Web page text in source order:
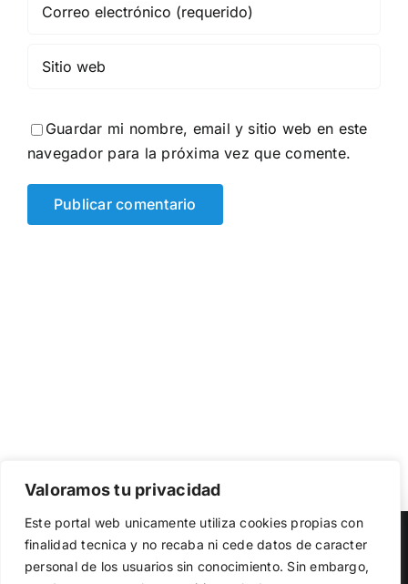
Valoramos tu privacidad
Este portal web unicamente utiliza cookies propias con
finalidad tecnica y no recaba ni cede datos de caracter
personal de los usuarios sin conocimiento. Sin embargo,
Guardar mi nombre, email y sitio web en este
navegador para la próxima vez que comente.
Copyright 2023 | Democracia Nacional | All Rights Reserved
Facebook
TwitterInstagram
el funcionamiento de la web, medir su uso y mejorar
nuestros servicios. Puede aceptar todas las cookies,
rechazar las no necesarias o configurar sus preferencias.